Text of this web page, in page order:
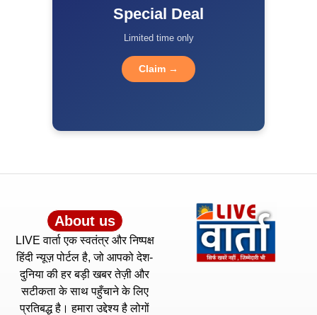
Special Deal
Limited time only
Claim →
About us
LIVE वार्ता एक स्वतंत्र और निष्पक्ष
हिंदी न्यूज़ पोर्टल है, जो आपको देश-
दुनिया की हर बड़ी खबर तेज़ी और
सटीकता के साथ पहुँचाने के लिए
प्रतिबद्ध है। हमारा उद्देश्य है लोगों